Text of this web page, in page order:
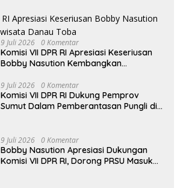
9 Juli 2026 0 Komentar
Komisi VII DPR RI Apresiasi Keseriusan
Bobby Nasution Kembangkan
9 Juli 2026 0 Komentar
Komisi VII DPR RI Dukung Pemprov
Sumut Dalam Pemberantasan Pungli di
9 Juli 2026 0 Komentar
Bobby Nasution Apresiasi Dukungan
Komisi VII DPR RI, Dorong PRSU Masuk